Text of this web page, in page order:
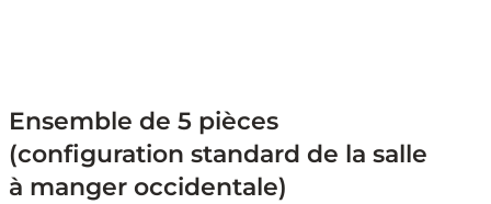
Ensemble de 5 pièces
(configuration standard de la salle
à manger occidentale)